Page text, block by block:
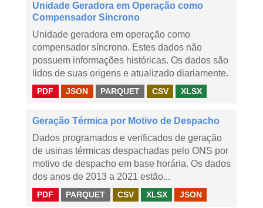
Unidade Geradora em Operação como
Compensador Síncrono
Unidade geradora em operação como
compensador síncrono. Estes dados não
possuem informações históricas. Os dados são
lidos de suas origens e atualizado diariamente.
PDF JSON PARQUET CSV XLSX
Geração Térmica por Motivo de Despacho
Dados programados e verificados de geração
de usinas térmicas despachadas pelo ONS por
motivo de despacho em base horária. Os dados
dos anos de 2013 a 2021 estão...
PDF PARQUET CSV XLSX JSON